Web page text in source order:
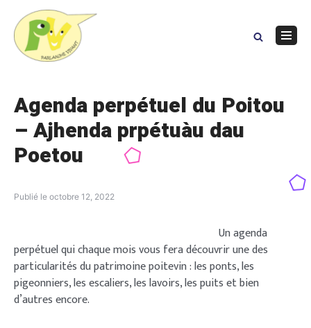
content
Agenda perpétuel du Poitou
– Ajhenda prpétuàu dau
Poetou
Publié le octobre 12, 2022
Un agenda
perpétuel qui chaque mois vous fera découvrir une des
particularités du patrimoine poitevin : les ponts, les
pigeonniers, les escaliers, les lavoirs, les puits et bien
d’autres encore.